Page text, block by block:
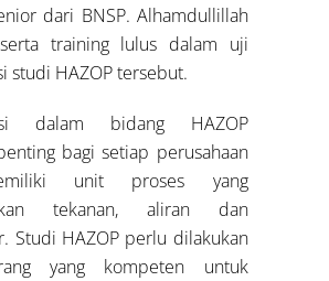
dari BNSP. Alhamdullillah
training lulus dalam uji
studi HAZOP tersebut.
dalam bidang HAZOP
bagi setiap perusahaan
unit proses yang
tekanan, aliran dan
Studi HAZOP perlu dilakukan
yang kompeten untuk